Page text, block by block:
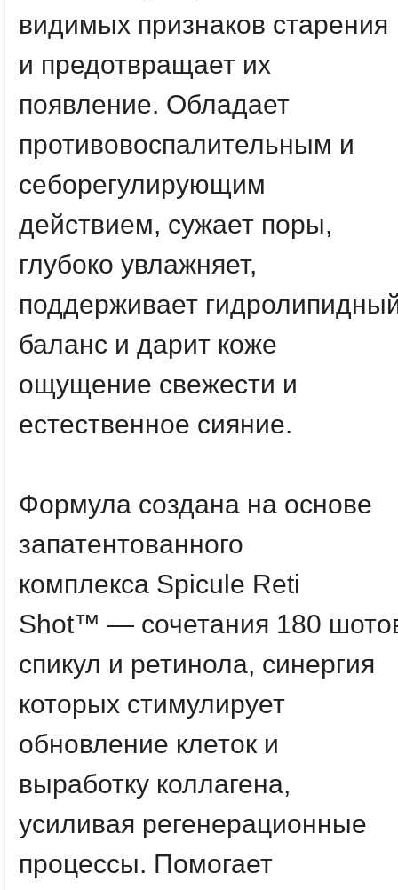
видимых признаков старения
и предотвращает их
появление. Обладает
противовоспалительным и
себорегулирующим
действием, сужает поры,
глубоко увлажняет,
поддерживает
баланс и дарит коже
ощущение свежести и
естественное сияние.
Формула создана на основе
запатентованного
комплекса Spicule Reti
Shot™ — сочетания 180
спикул и ретинола, синергия
которых стимулирует
обновление клеток и
выработку коллагена,
усиливая регенерационные
процессы. Помогает